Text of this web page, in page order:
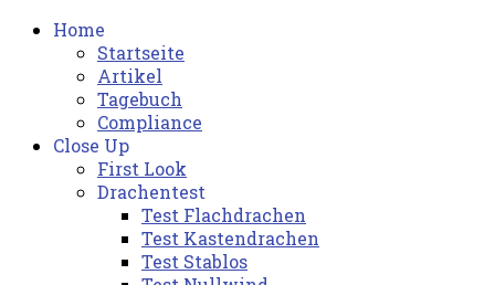
Home
Startseite
Artikel
Tagebuch
Compliance
Close Up
First Look
Drachentest
Test Flachdrachen
Test Kastendrachen
Test Stablos